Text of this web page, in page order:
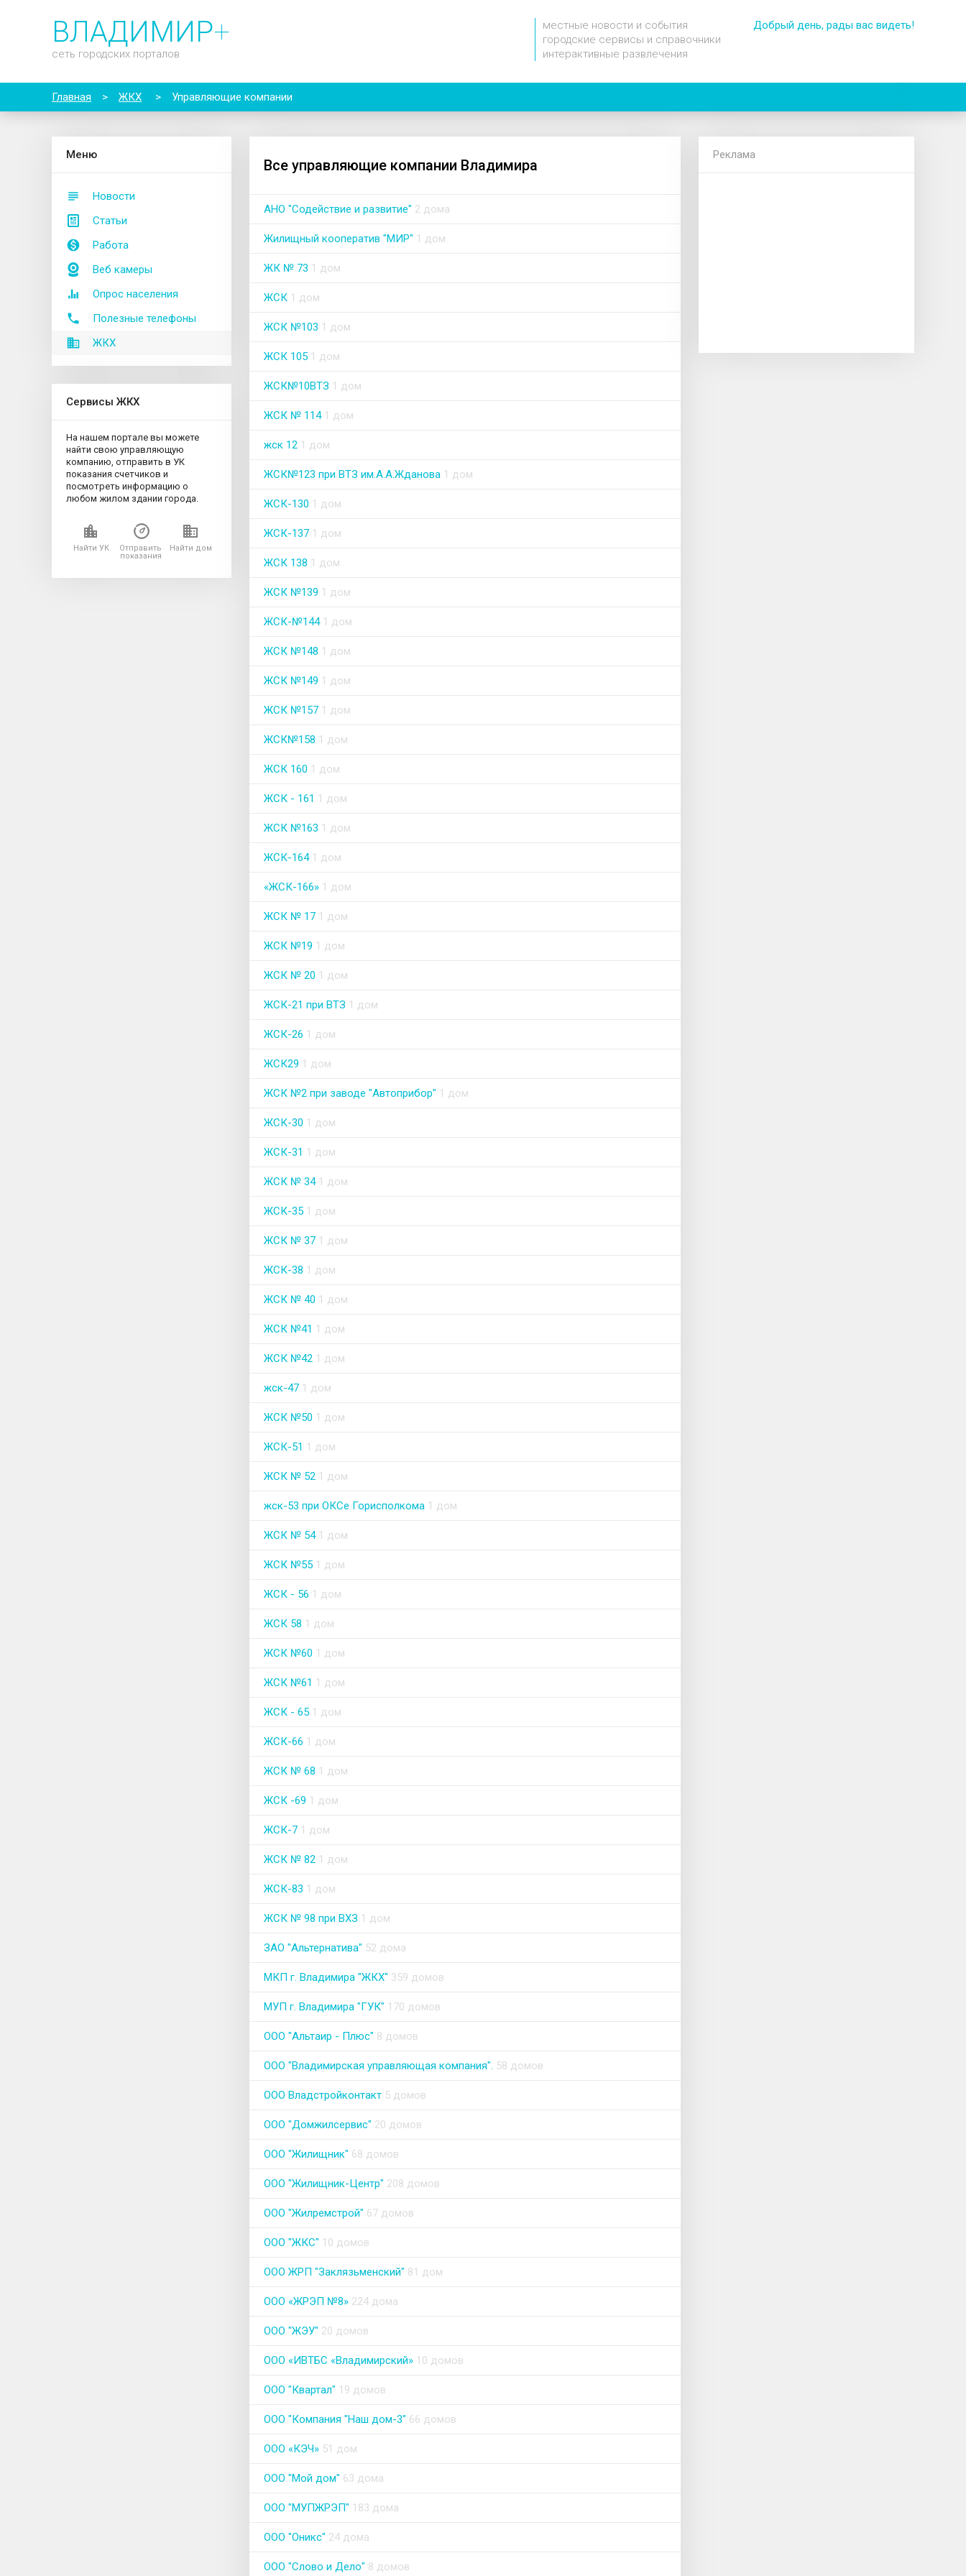
ВЛАДИМИР+
сеть городских порталов
местные новости и события
городские сервисы и справочники
интерактивные развлечения
Добрый день, рады вас видеть!
Главная > ЖКХ > Управляющие компании
Меню
Новости
Статьи
Работа
Веб камеры
Опрос населения
Полезные телефоны
ЖКХ
Сервисы ЖКХ
На нашем портале вы можете
найти свою управляющую
компанию, отправить в УК
показания счетчиков и
посмотреть информацию о
любом жилом здании города.
Найти УК
Отправить
показания
Найти дом
Все управляющие компании Владимира
АНО "Содействие и развитие" 2 дома
Жилищный кооператив "МИР" 1 дом
ЖК № 73 1 дом
ЖСК 1 дом
ЖСК №103 1 дом
ЖСК 105 1 дом
ЖСК№10ВТЗ 1 дом
ЖСК № 114 1 дом
жск 12 1 дом
ЖСК№123 при ВТЗ им.А.А.Жданова 1 дом
ЖСК-130 1 дом
ЖСК-137 1 дом
ЖСК 138 1 дом
ЖСК №139 1 дом
ЖСК-№144 1 дом
ЖСК №148 1 дом
ЖСК №149 1 дом
ЖСК №157 1 дом
ЖСК№158 1 дом
ЖСК 160 1 дом
ЖСК - 161 1 дом
ЖСК №163 1 дом
ЖСК-164 1 дом
«ЖСК-166» 1 дом
ЖСК № 17 1 дом
ЖСК №19 1 дом
ЖСК № 20 1 дом
ЖСК-21 при ВТЗ 1 дом
ЖСК-26 1 дом
ЖСК29 1 дом
ЖСК №2 при заводе "Автоприбор" 1 дом
ЖСК-30 1 дом
ЖСК-31 1 дом
ЖСК № 34 1 дом
ЖСК-35 1 дом
ЖСК № 37 1 дом
ЖСК-38 1 дом
ЖСК № 40 1 дом
ЖСК №41 1 дом
ЖСК №42 1 дом
жск-47 1 дом
ЖСК №50 1 дом
ЖСК-51 1 дом
ЖСК № 52 1 дом
жск-53 при ОКСе Горисполкома 1 дом
ЖСК № 54 1 дом
ЖСК №55 1 дом
ЖСК - 56 1 дом
ЖСК 58 1 дом
ЖСК №60 1 дом
ЖСК №61 1 дом
ЖСК - 65 1 дом
ЖСК-66 1 дом
ЖСК № 68 1 дом
ЖСК -69 1 дом
ЖСК-7 1 дом
ЖСК № 82 1 дом
ЖСК-83 1 дом
ЖСК № 98 при ВХЗ 1 дом
ЗАО "Альтернатива" 52 дома
МКП г. Владимира "ЖКХ" 359 домов
МУП г. Владимира "ГУК" 170 домов
ООО "Альтаир - Плюс" 8 домов
ООО "Владимирская управляющая компания". 58 домов
ООО Владстройконтакт 5 домов
ООО "Домжилсервис" 20 домов
ООО "Жилищник" 68 домов
ООО "Жилищник-Центр" 208 домов
ООО "Жилремстрой" 67 домов
ООО "ЖКС" 10 домов
ООО ЖРП "Заклязьменский" 81 дом
ООО «ЖРЭП №8» 224 дома
ООО "ЖЭУ" 20 домов
ООО «ИВТБС «Владимирский» 10 домов
ООО "Квартал" 19 домов
ООО "Компания "Наш дом-3" 66 домов
ООО «КЭЧ» 51 дом
ООО "Мой дом" 63 дома
ООО "МУПЖРЭП" 183 дома
ООО "Оникс" 24 дома
ООО "Слово и Дело" 8 домов
Реклама